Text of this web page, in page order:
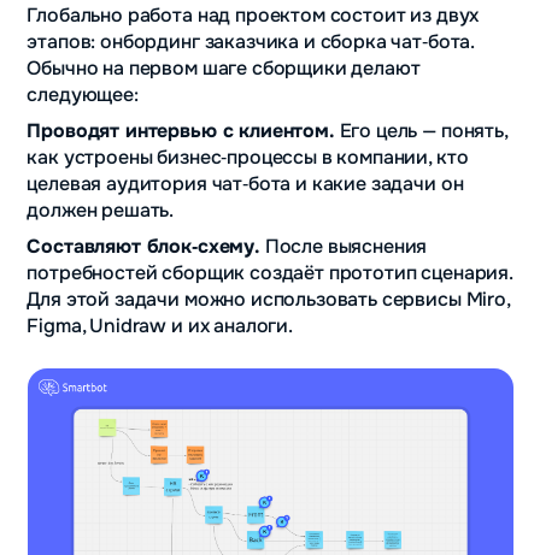
Глобально работа над проектом состоит из двух
этапов: онбординг заказчика и сборка чат‑бота.
Обычно на первом шаге сборщики делают
следующее:
Проводят интервью с клиентом. Его цель — понять,
как устроены бизнес‑процессы в компании, кто
целевая аудитория чат‑бота и какие задачи он
должен решать.
Составляют блок‑схему. После выяснения
потребностей сборщик создаёт прототип сценария.
Для этой задачи можно использовать сервисы Miro,
Figma, Unidraw и их аналоги.